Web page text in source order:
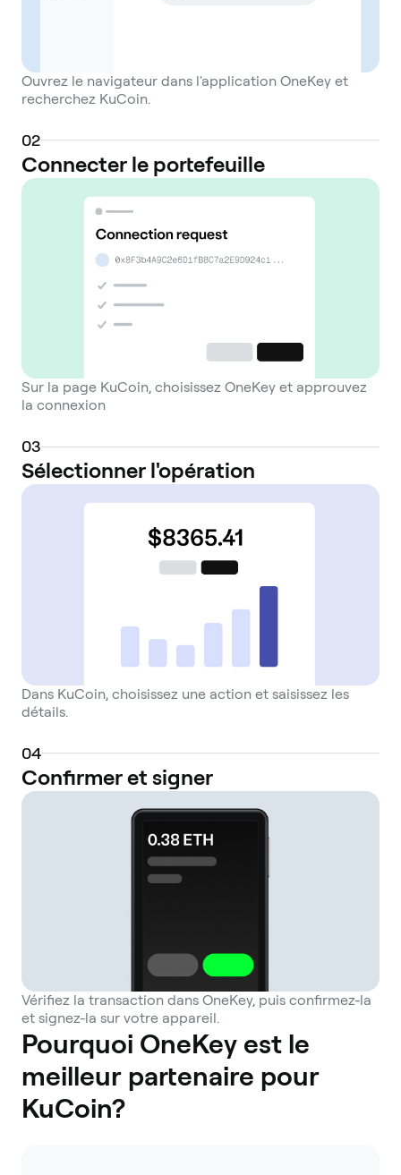
Ouvrez le navigateur dans l'application OneKey et
recherchez KuCoin.
02
Connecter le portefeuille
Sur la page KuCoin, choisissez OneKey et approuvez
la connexion
03
Sélectionner l'opération
Dans KuCoin, choisissez une action et saisissez les
détails.
04
Confirmer et signer
Vérifiez la transaction dans OneKey, puis confirmez-la
et signez-la sur votre appareil.
Pourquoi OneKey est le
meilleur partenaire pour
KuCoin?